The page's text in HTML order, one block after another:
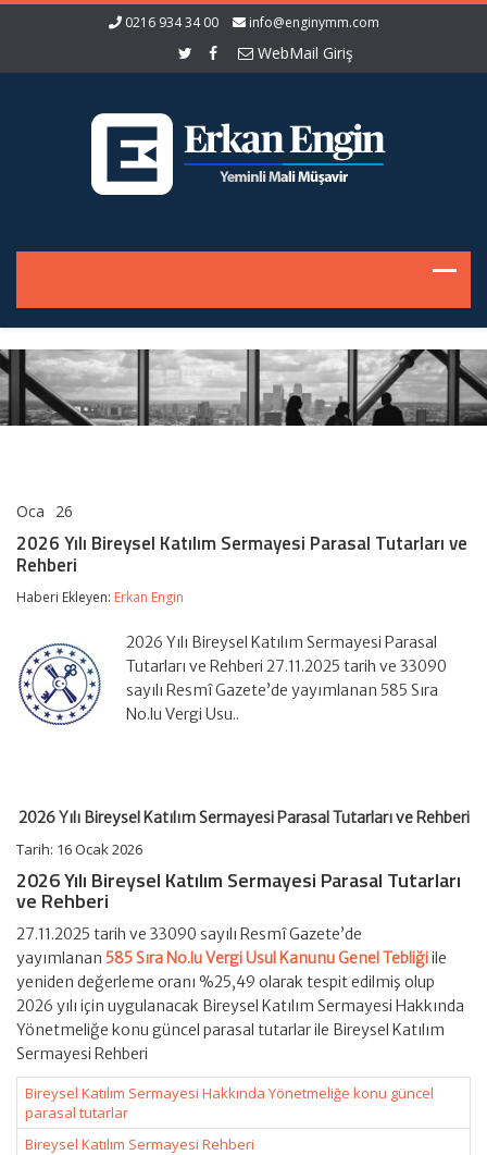
0216 934 34 00 info@enginymm.com
WebMail Giriş
Oca 26
Bireysel
Parasal
Rehberi
için
2026 Yılı Bireysel Katılım Sermayesi Parasal Tutarları ve
Rehberi
Haberi Ekleyen: Erkan Engin
2026 Yılı Bireysel Katılım Sermayesi Parasal
Tutarları ve Rehberi 27.11.2025 tarih ve 33090
sayılı Resmî Gazete’de yayımlanan 585 Sıra
No.lu Vergi Usu..
2026 Yılı Bireysel Katılım Sermayesi Parasal Tutarları ve Rehberi
Tarih: 16 Ocak 2026
2026 Yılı Bireysel Katılım Sermayesi Parasal Tutarları
ve Rehberi
27.11.2025 tarih ve 33090 sayılı Resmî Gazete’de
yayımlanan 585 Sıra No.lu Vergi Usul Kanunu Genel Tebliğiile
yeniden değerleme oranı %25,49 olarak tespit edilmiş olup
2026 yılı için uygulanacak Bireysel Katılım Sermayesi Hakkında
Yönetmeliğe konu güncel parasal tutarlar ile Bireysel Katılım
Sermayesi Rehberi
Bireysel Katılım Sermayesi Hakkında Yönetmeliğe konu güncel
parasal tutarlar
Bireysel Katılım Sermayesi Rehberi